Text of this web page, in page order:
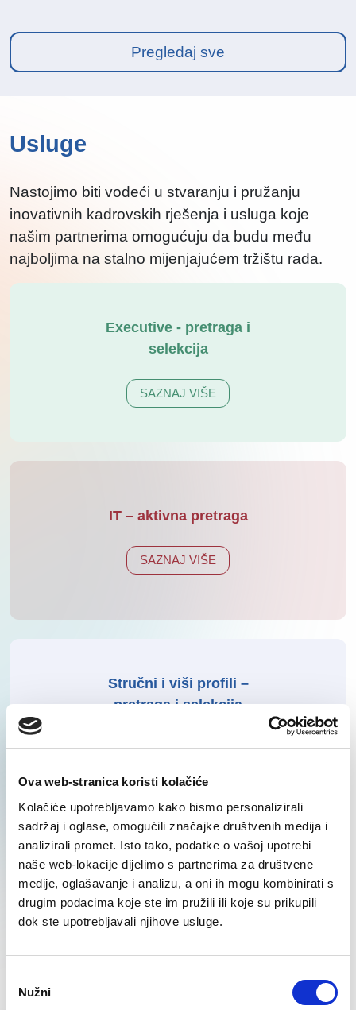
Ova web-stranica koristi kolačiće
Kolačiće upotrebljavamo kako bismo personalizirali
sadržaj i oglase, omogućili značajke društvenih medija i
analizirali promet. Isto tako, podatke o vašoj upotrebi
naše web-lokacije dijelimo s partnerima za društvene
medije, oglašavanje i analizu, a oni ih mogu kombinirati s
drugim podacima koje ste im pružili ili koje su prikupili
dok ste upotrebljavali njihove usluge.
pristanka
Nužni
Pregledaj sve
Usluge
Nastojimo biti vodeći u stvaranju i pružanju
inovativnih kadrovskih rješenja i usluga koje
našim partnerima omogućuju da budu među
najboljima na stalno mijenjajućem tržištu rada.
Executive - pretraga i
selekcija
SAZNAJ VIŠE
IT – aktivna pretraga
SAZNAJ VIŠE
Stručni i viši profili –
pretraga i selekcija
SAZNAJ VIŠE
Proizvodnja i logistika –
pretraga i selekcija
SAZNAJ VIŠE